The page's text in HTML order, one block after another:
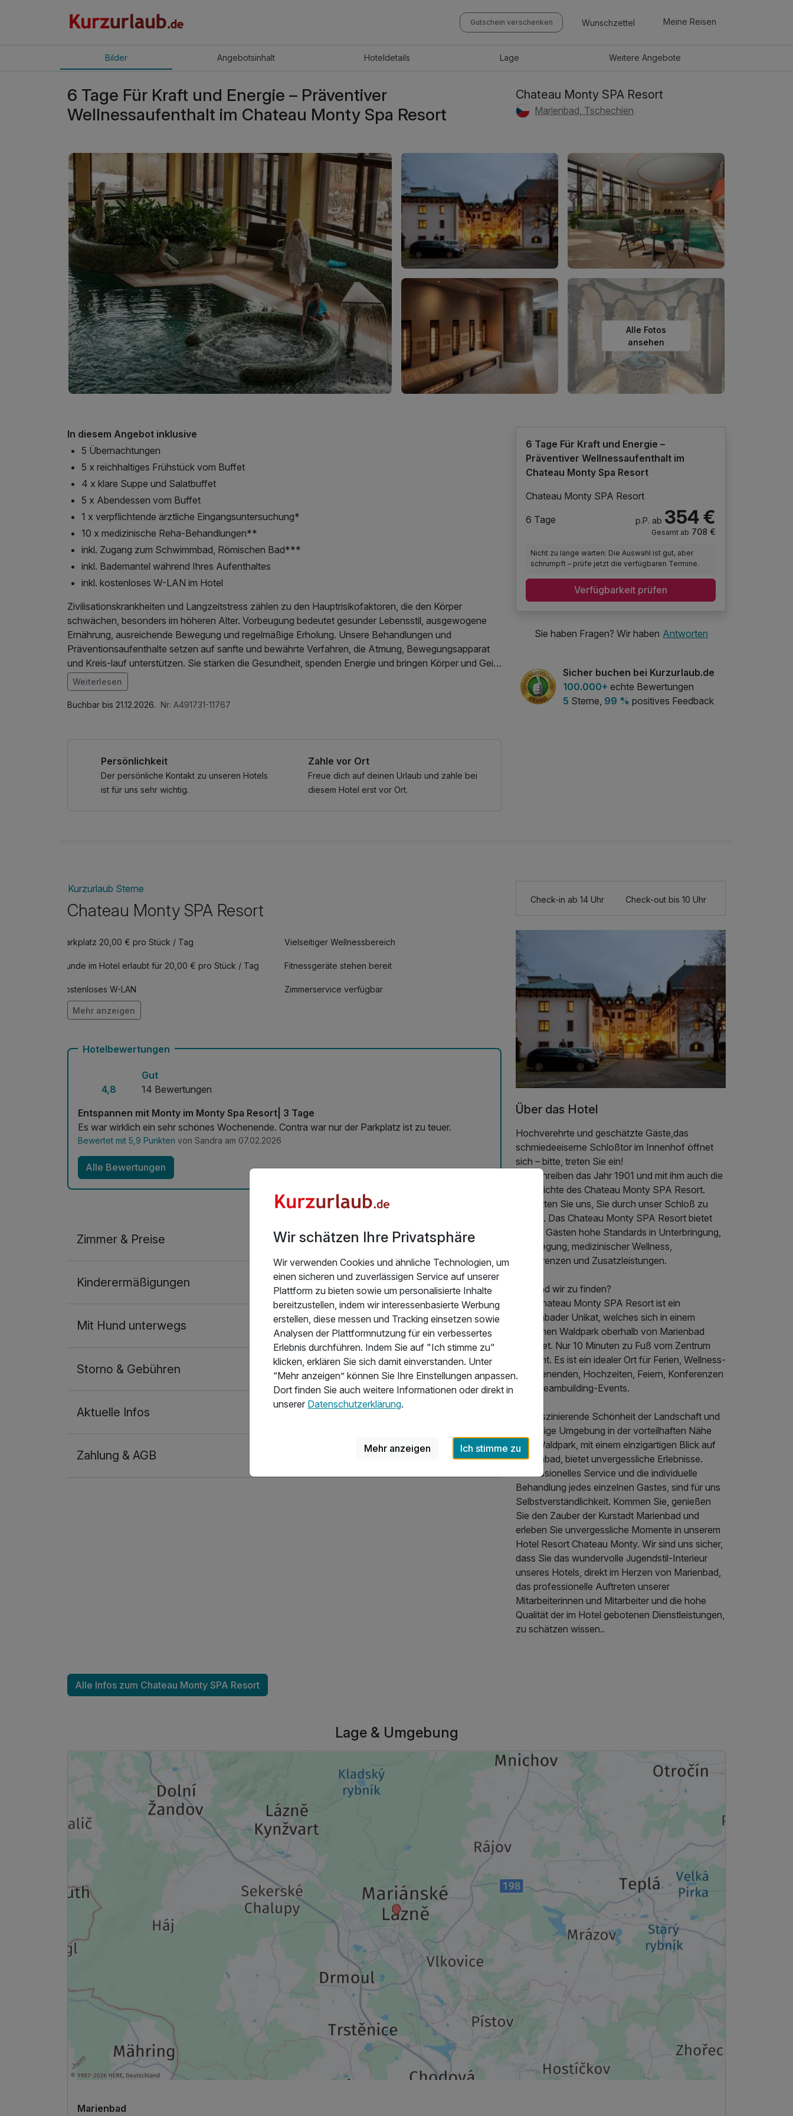
Gutschein verschenken Wunschzettel Meine Reisen
Bilder Angebotsinhalt Hoteldetails Lage WeitereAngebote
6 Tage Für Kraft und Energie – Präventiver
Wellnessaufenthalt im Chateau Monty Spa Resort
Chateau Monty SPA Resort
Marienbad, Tschechien
Alle Fotos
ansehen
In diesem Angebot inklusive
5 Übernachtungen
5 x reichhaltiges Frühstück vom Buffet
4 x klare Suppe und Salatbuffet
5 x Abendessen vom Buffet
1 x verpflichtende ärztliche Eingangsuntersuchung*
10 x medizinische Reha-Behandlungen**
inkl. Zugang zum Schwimmbad, Römischen Bad***
inkl. Bademantel während Ihres Aufenthaltes
inkl. kostenloses W-LAN im Hotel
Zivilisationskrankheiten und Langzeitstress zählen zu den Hauptrisikofaktoren, die den Körper
schwächen, besonders im höheren Alter. Vorbeugung bedeutet gesunder Lebensstil, ausgewogene
Ernährung, ausreichende Bewegung und regelmäßige Erholung. Unsere Behandlungen und
Präventionsaufenthalte setzen auf sanfte und bewährte Verfahren, die Atmung, Bewegungsapparat
und Kreis-lauf unterstützen. Sie stärken die Gesundheit, spenden Energie und bringen Körper und Geist
die notwendige Regeneration. Tun Sie sich rechtzeitig etwas Gutes – Ihr Körper wird es Ihnen danken.
*durch einen Spezialisten
1x Entspannungsmassage (20 Minuten) – leichte aromatische Rückenmassage
1x Körperpeeling mit Meersalz und Zitronengras (20 Minuten)
***täglich von 07:00 Uhr bis 11:30 Uhr und von 13:00 Uhr bis 21:00 Uhr
Im Angebot enthalten
Nutzung des Fitnessbereichs, W-LAN Nutzung / Internetnutzung
Weiterlesen
Buchbar bis 21.12.2026. Nr: A491731-11767
Persönlichkeit
Der persönliche Kontakt zu unseren Hotels
ist für uns sehr wichtig.
Zahle vor Ort
Freue dich auf deinen Urlaub und zahle bei
diesem Hotel erst vor Ort.
6 Tage Für Kraft und Energie –
Präventiver Wellnessaufenthalt im
Chateau Monty Spa Resort
Chateau Monty SPA Resort
6 Tage
p.P. ab 354 €
Gesamt ab 708 €
Nicht zu lange warten: Die Auswahl ist gut, aber
schrumpft – prüfe jetzt die verfügbaren Termine.
Verfügbarkeit prüfen
Sie haben Fragen? Wir haben Antworten
Sicher buchen bei Kurzurlaub.de
100.000+ echte Bewertungen
5 Sterne, 99 % positives Feedback
Kurzurlaub Sterne
Chateau Monty SPA Resort
Parkplatz 20,00 € pro Stück / Tag Vielseitiger Wellnessbereich
Hunde im Hotel erlaubt für 20,00 € pro Stück / Tag Fitnessgeräte stehen bereit
Kostenloses W-LAN Zimmerservice verfügbar
Mit Hotelbar
Mehr anzeigen
Hotelbewertungen
4,8
Gut
14 Bewertungen
Entspannen mit Monty im Monty Spa Resort| 3 Tage
Es war wirklich ein sehr schönes Wochenende. Contra war nur der Parkplatz ist zu teuer.
Bewertet mit 5,9 Punkten von Sandra am 07.02.2026
Alle Bewertungen
Zimmer & Preise
2 Erwachsene
Für 6 Tage p.P. ab354,00 €
Ausstattung
Kinderermäßigungen
Mit Hund unterwegs
Storno & Gebühren
Aktuelle Infos
Zahlung & AGB
Check-in ab 14 Uhr Check-out bis 10 Uhr
Über das Hotel
Hochverehrte und geschätzte Gäste,das
schmiedeeiserne Schloßtor im Innenhof öffnet
sich – bitte, treten Sie ein!
Wir schreiben das Jahr 1901 und mit ihm auch die
Geschichte des Chateau Monty SPA Resort.
Gestatten Sie uns, Sie durch unser Schloß zu
führen. Das Chateau Monty SPA Resort bietet
seinen Gästen hohe Standards in Unterbringung,
Verpflegung, medizinischer Wellness,
Konferenzen und Zusatzleistungen.
Wo sind wir zu finden?
Das Chateau Monty SPA Resort ist ein
Marienbader Unikat, welches sich in einem
herrlichen Waldpark oberhalb von Marienbad
befindet. Nur 10 Minuten zu Fuß vom Zentrum
entfernt. Es ist ein idealer Ort für Ferien, Wellness-
Wochenenden, Hochzeiten, Feiern, Konferenzen
oder Teambuilding-Events.
Die faszinierende Schönheit der Landschaft und
die ruhige Umgebung in der vorteilhaften Nähe
zum Waldpark, mit einem einzigartigen Blick auf
Marienbad, bietet unvergessliche Erlebnisse.
Professionelles Service und die individuelle
Behandlung jedes einzelnen Gastes, sind für uns
Selbstverständlichkeit. Kommen Sie, genießen
Sie den Zauber der Kurstadt Marienbad und
erleben Sie unvergessliche Momente in unserem
Hotel Resort Chateau Monty. Wir sind uns sicher,
dass Sie das wundervolle Jugendstil-Interieur
unseres Hotels, direkt im Herzen von Marienbad,
das professionelle Auftreten unserer
Mitarbeiterinnen und Mitarbeiter und die hohe
Qualität der im Hotel gebotenen Dienstleistungen,
zu schätzen wissen..
Alle Infos zum Chateau Monty SPA Resort
Lage & Umgebung
Marienbad
Wir schätzen Ihre Privatsphäre
Wir verwenden Cookies und ähnliche Technologien, um
einen sicheren und zuverlässigen Service auf unserer
Plattform zu bieten sowie um personalisierte Inhalte
bereitzustellen, indem wir interessenbasierte Werbung
erstellen, diese messen und Tracking einsetzen sowie
Analysen der Plattformnutzung für ein verbessertes
Erlebnis durchführen. Indem Sie auf "Ich stimme zu"
klicken, erklären Sie sich damit einverstanden. Unter
“Mehr anzeigen” können Sie Ihre Einstellungen anpassen.
Dort finden Sie auch weitere Informationen oder direkt in
unserer Datenschutzerklärung.
Mehr anzeigen Ich stimme zu